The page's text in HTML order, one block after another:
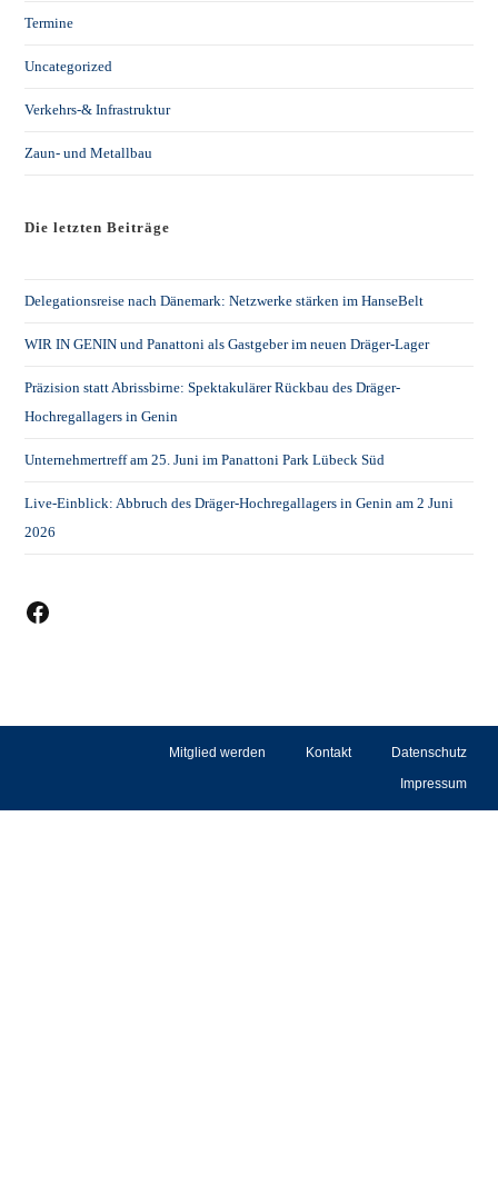
Termine
Uncategorized
Verkehrs-& Infrastruktur
Zaun- und Metallbau
Die letzten Beiträge
Delegationsreise nach Dänemark: Netzwerke stärken im HanseBelt
WIR IN GENIN und Panattoni als Gastgeber im neuen Dräger-Lager
Präzision statt Abrissbirne: Spektakulärer Rückbau des Dräger-
Hochregallagers in Genin
Unternehmertreff am 25. Juni im Panattoni Park Lübeck Süd
Live-Einblick: Abbruch des Dräger-Hochregallagers in Genin am 2 Juni
2026
Mitglied werden Kontakt
Datenschutz
Impressum